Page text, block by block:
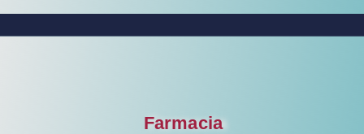
Farmacia